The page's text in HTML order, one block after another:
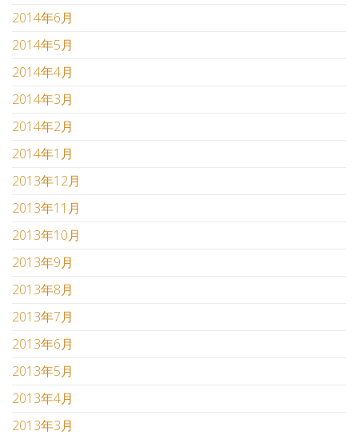
2014年6月
2014年5月
2014年4月
2014年3月
2014年2月
2014年1月
2013年12月
2013年11月
2013年10月
2013年9月
2013年8月
2013年7月
2013年6月
2013年5月
2013年4月
2013年3月